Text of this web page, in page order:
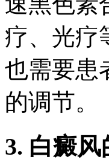
疗、光疗
也需要患
的调节。
3. 白癜